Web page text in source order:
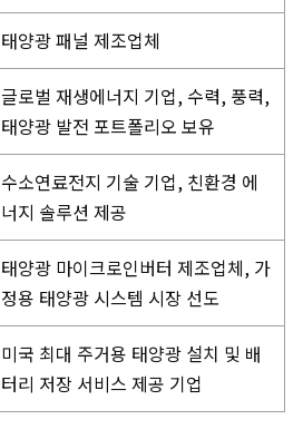
태양광 패널 제조업체
글로벌 재생에너지 기업, 수력, 풍력,
태양광 발전 포트폴리오 보유
수소연료전지 기술 기업, 친환경 에
너지 솔루션 제공
태양광 마이크로인버터 제조업체, 가
정용 태양광 시스템 시장 선도
미국 최대 주거용 태양광 설치 및 배
터리 저장 서비스 제공 기업